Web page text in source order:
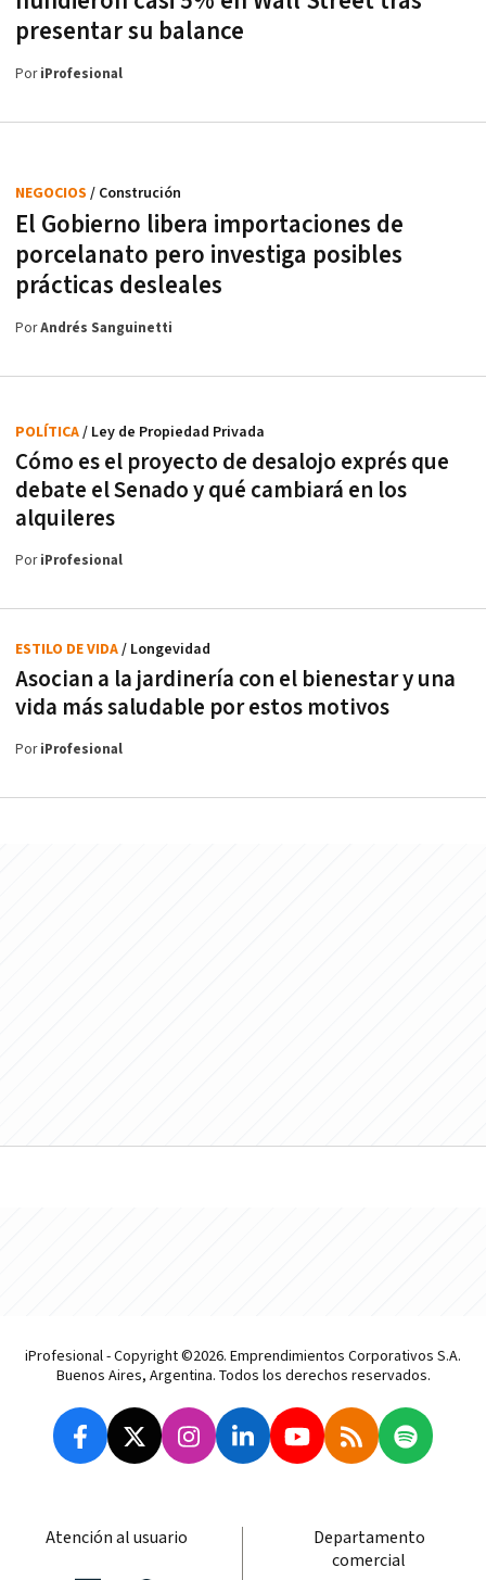
presentar su balance
PoriProfesional
El Gobierno libera importaciones de
porcelanato pero investiga posibles
prácticas desleales
NEGOCIOS / Construción
PorAndrés Sanguinetti
Cómo es el proyecto de desalojo exprés que
debate el Senado y qué cambiará en los
alquileres
POLÍTICA/ Ley de Propiedad Privada
PoriProfesional
Asocian a la jardinería con el bienestar y una
vida más saludable por estos motivos
ESTILO DE VIDA/ Longevidad
PoriProfesional
iProfesional - Copyright ©2026. Emprendimientos Corporativos S.A.
Buenos Aires, Argentina. Todos los derechos reservados.
Atención al usuario
Departamento
comercial